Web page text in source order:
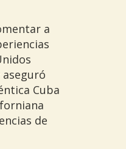
a
Cuba
de